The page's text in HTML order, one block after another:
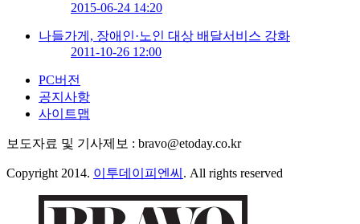
2015-06-24 14:20
나들가게, 장애인·노인 대상 배달서비스 강화
2011-10-26 12:00
PC버전
공지사항
사이트맵
보도자료 및 기사제보 : bravo@etoday.co.kr
Copyright 2014. 이투데이피엔씨 . All rights reserved